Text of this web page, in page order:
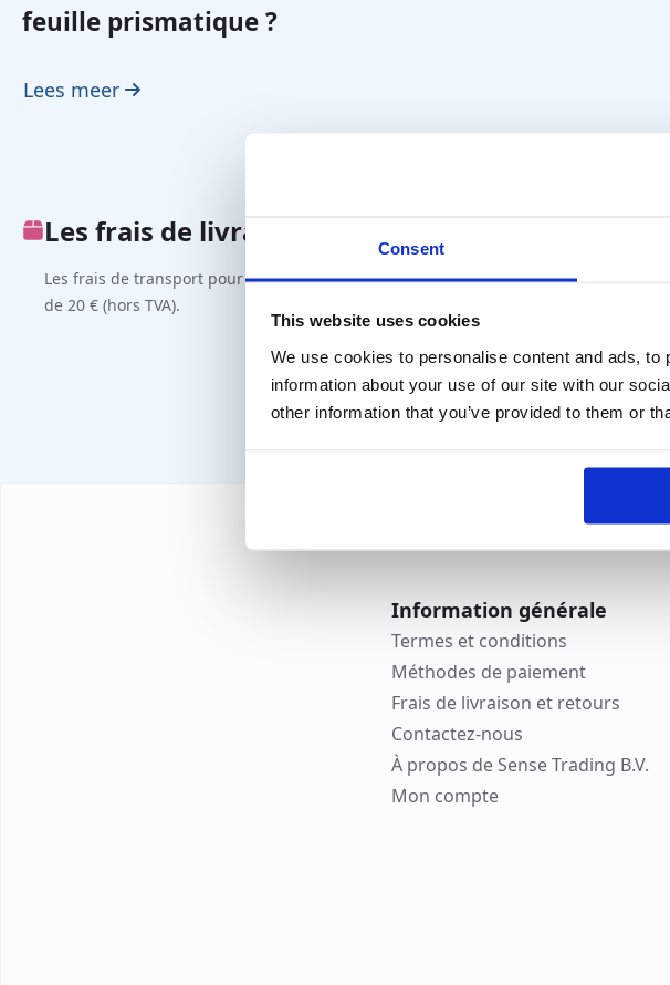
Consent
This website uses cookies
We use cookies to personalise content and ads,
information about your use of our site with our
other information that you’ve provided to them or
feuille prismatique ?
Lees meer
Les frais de livraison
Les frais de transport pour la France sont
de 20 € (hors TVA).
La livraison sur facture est possible.
commandez directement via la
en ligne.
Information générale
Termes et conditions
Méthodes de paiement
Frais de livraison et retours
Contactez-nous
À propos de Sense Trading B.V.
Mon compte